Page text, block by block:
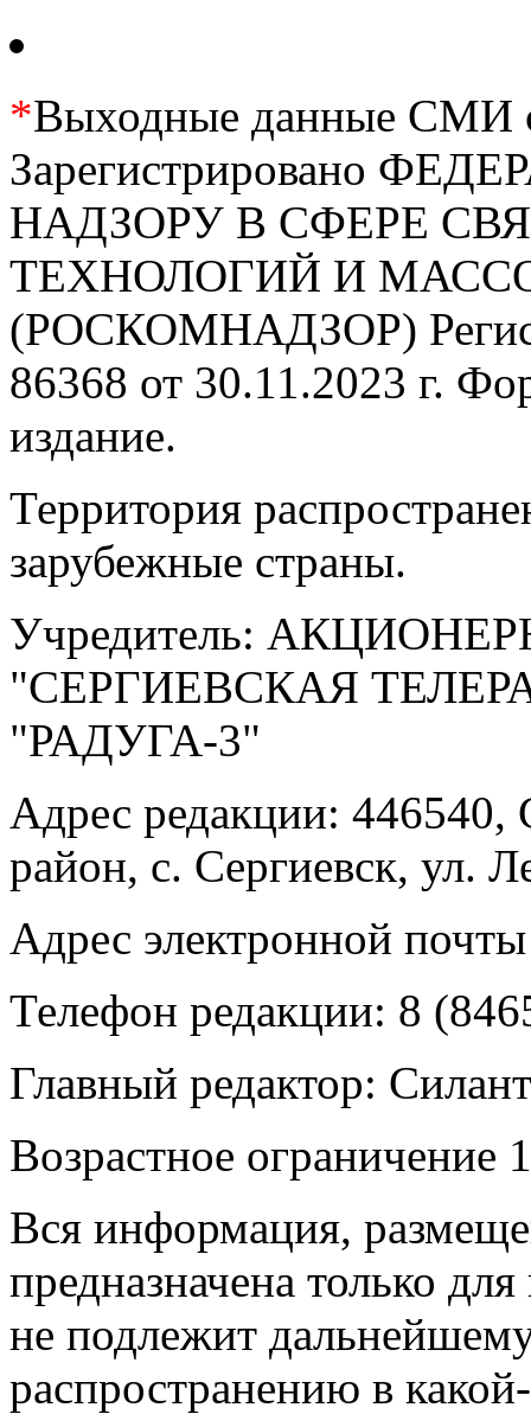
*Выходные данные СМИ
Зарегистрировано
НАДЗОРУ В СФЕРЕ
ТЕХНОЛОГИЙ И
(РОСКОМНАДЗОР)
86368 от 30.11.2023 г.
издание.
Территория
зарубежные страны.
Учредитель:
"СЕРГИЕВСКАЯ
"РАДУГА-3"
Адрес редакции: 446540,
район, с. Сергиевск, ул.
Адрес электронной
Телефон редакции: 8
Главный редактор:
Возрастное ограничение
Вся информация,
предназначена только
не подлежит
распространению в